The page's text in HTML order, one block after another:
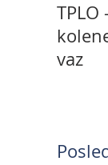
TPLO
vaz